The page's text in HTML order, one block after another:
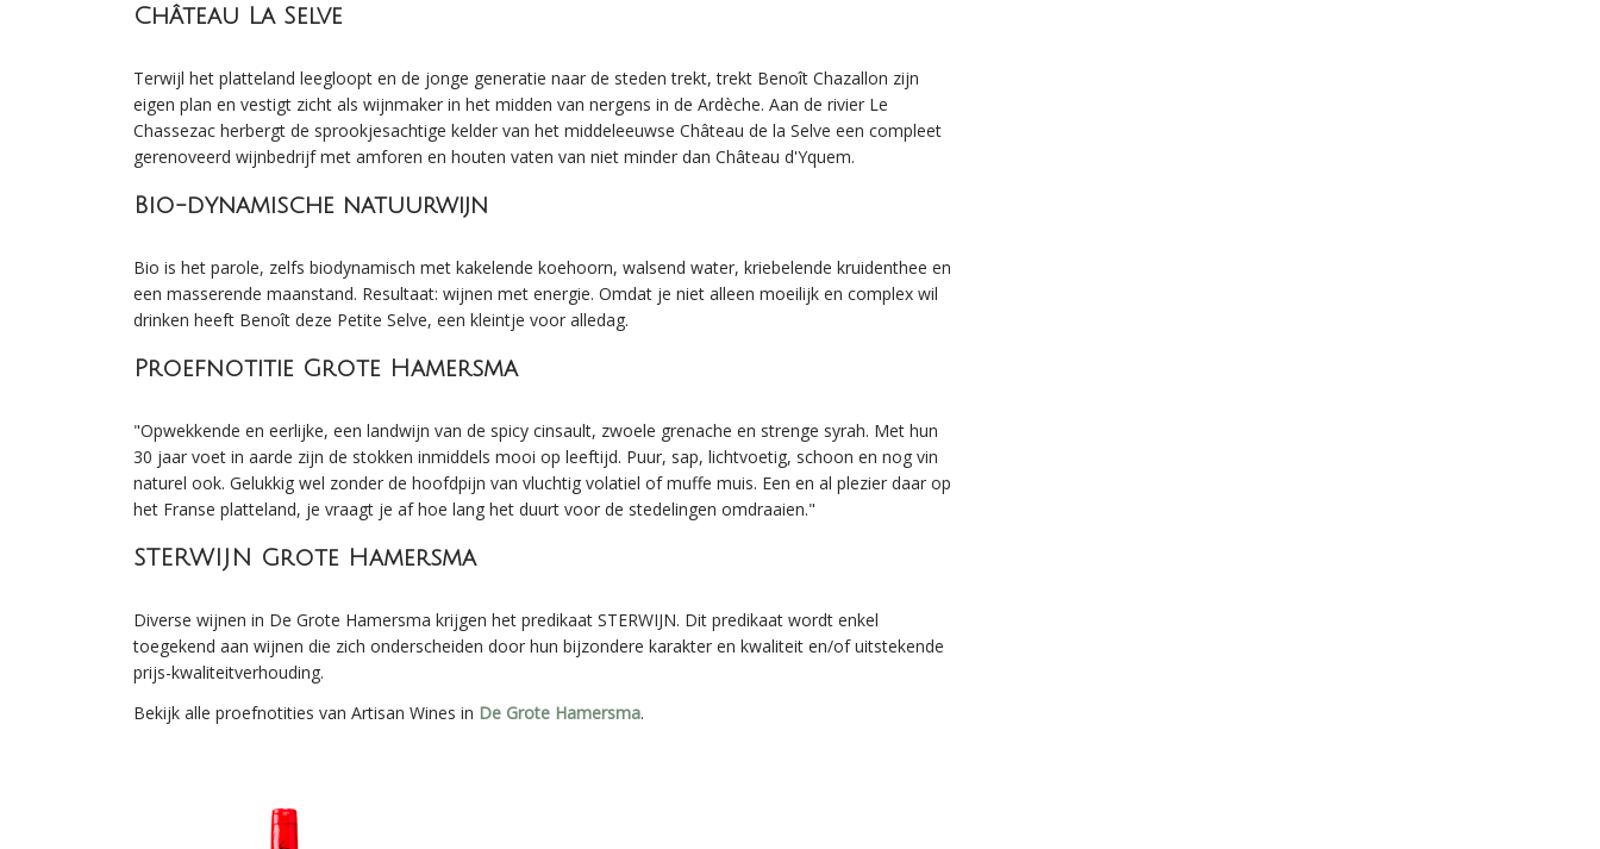
Château La Selve
Terwijl het platteland leegloopt en de jonge generatie naar de steden trekt, trekt Benoît Chazallon zijn
eigen plan en vestigt zicht als wijnmaker in het midden van nergens in de Ardèche. Aan de rivier Le
Chassezac herbergt de sprookjesachtige kelder van het middeleeuwse Château de la Selve een compleet
gerenoveerd wijnbedrijf met amforen en houten vaten van niet minder dan Château d'Yquem.
Bio-dynamische natuurwijn
Bio is het parole, zelfs biodynamisch met kakelende koehoorn, walsend water, kriebelende kruidenthee en
een masserende maanstand. Resultaat: wijnen met energie. Omdat je niet alleen moeilijk en complex wil
drinken heeft Benoît deze Petite Selve, een kleintje voor alledag.
Proefnotitie Grote Hamersma
"Opwekkende en eerlijke, een landwijn van de spicy cinsault, zwoele grenache en strenge syrah. Met hun
30 jaar voet in aarde zijn de stokken inmiddels mooi op leeftijd. Puur, sap, lichtvoetig, schoon en nog vin
naturel ook. Gelukkig wel zonder de hoofdpijn van vluchtig volatiel of muffe muis. Een en al plezier daar op
het Franse platteland, je vraagt je af hoe lang het duurt voor de stedelingen omdraaien."
STERWIJN Grote Hamersma
Diverse wijnen in De Grote Hamersma krijgen het predikaat STERWIJN. Dit predikaat wordt enkel
toegekend aan wijnen die zich onderscheiden door hun bijzondere karakter en kwaliteit en/of uitstekende
prijs-kwaliteitverhouding.
Bekijk alle proefnotities van Artisan Wines in De Grote Hamersma.